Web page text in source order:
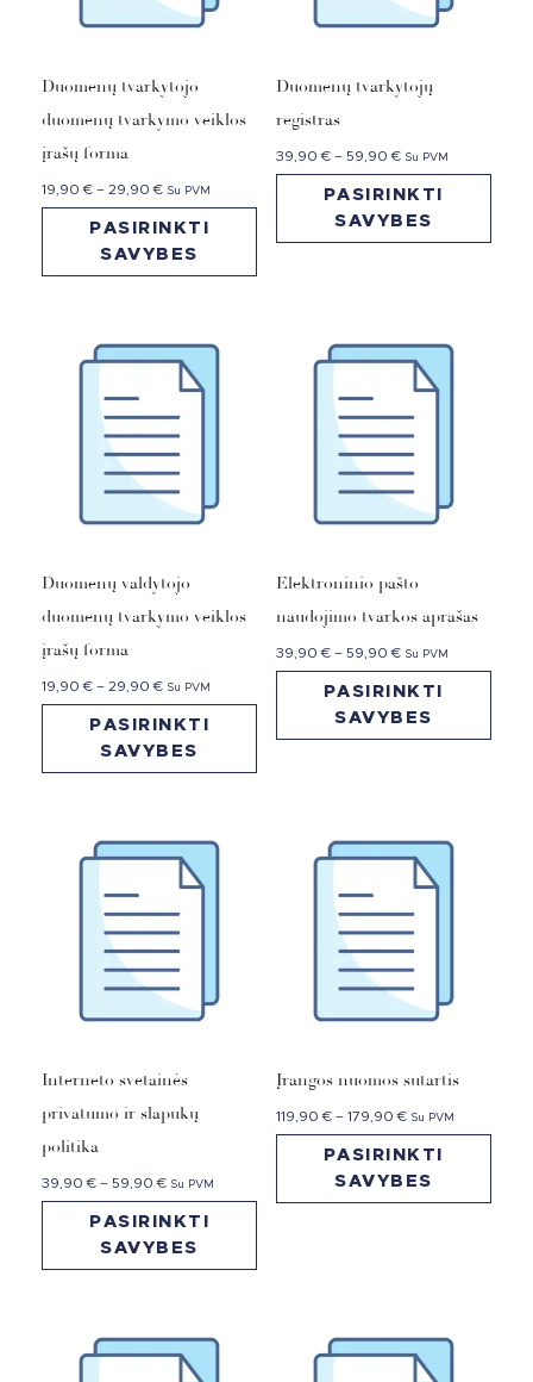
Duomenų tvarkytojo
duomenų tvarkymo veiklos
įrašų forma
19,90€ – 29,90€ Su PVM
PASIRINKTI
SAVYBES
Duomenų tvarkytojų
registras
39,90€ – 59,90€ Su PVM
PASIRINKTI
SAVYBES
Duomenų valdytojo
duomenų tvarkymo veiklos
įrašų forma
19,90€ – 29,90€ Su PVM
PASIRINKTI
SAVYBES
Elektroninio pašto
naudojimo tvarkos aprašas
39,90€ – 59,90€ Su PVM
PASIRINKTI
SAVYBES
Interneto svetainės
privatumo ir slapukų
politika
39,90€ – 59,90€ Su PVM
PASIRINKTI
SAVYBES
Įrangos nuomos sutartis
119,90€ – 179,90€ Su PVM
PASIRINKTI
SAVYBES